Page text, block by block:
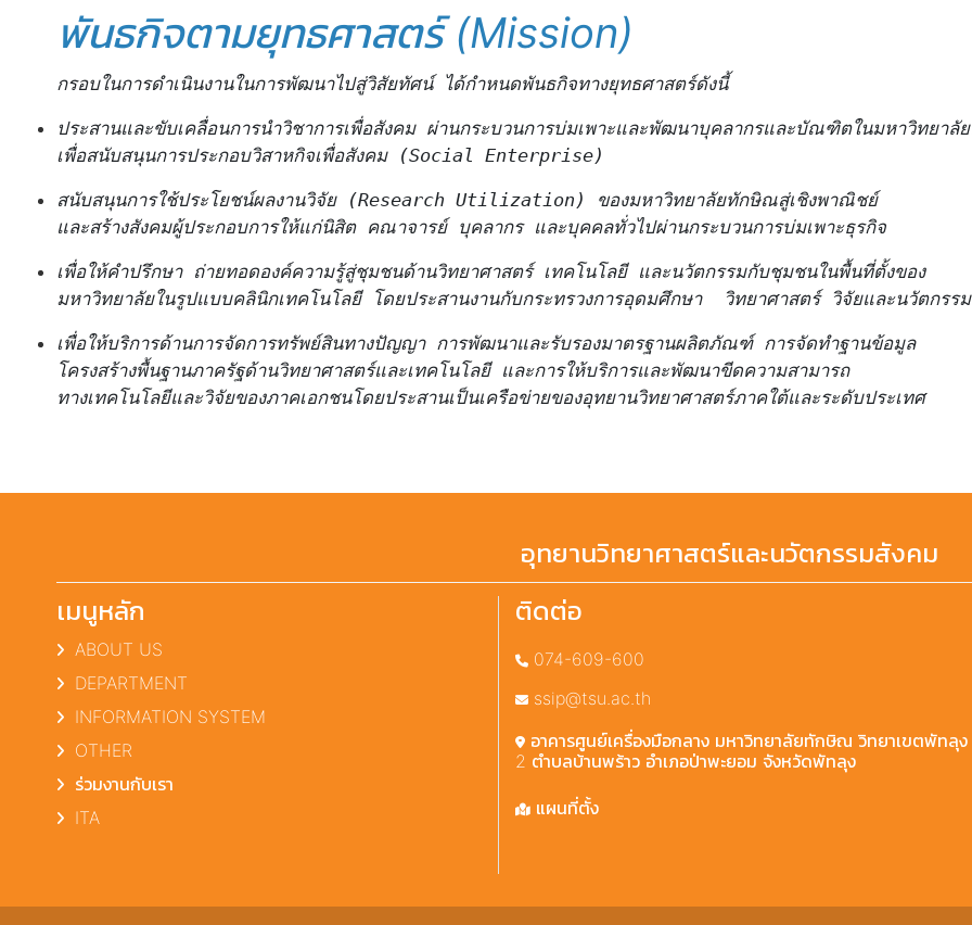
พันธกิจตามยุทธศาสตร์ (Mission)
กรอบในการดำเนินงานในการพัฒนาไปสู่วิสัยทัศน์ ได้กำหนดพันธกิจทางยุทธศาสตร์ดังนี้
ประสานและขับเคลื่อนการนำวิชาการเพื่อสังคม ผ่านกระบวนการบ่มเพาะและพัฒนาบุคลากรและบัณฑิตในมหาวิทยาลั
เพื่อสนับสนุนการประกอบวิสาหกิจเพื่อสังคม (Social Enterprise)
สนับสนุนการใช้ประโยชน์ผลงานวิจัย (Research Utilization) ของมหาวิทยาลัยทักษิณสู่เชิงพาณิชย์
และสร้างสังคมผู้ประกอบการให้แก่นิสิต คณาจารย์ บุคลากร และบุคคลทั่วไปผ่านกระบวนการบ่มเพาะธุรกิจ
เพื่อให้คำปรึกษา ถ่ายทอดองค์ความรู้สู่ชุมชนด้านวิทยาศาสตร์ เทคโนโลยี และนวัตกรรมกับชุมชนในพื้นที่ตั้งของ
มหาวิทยาลัยในรูปแบบคลินิกเทคโนโลยี โดยประสานงานกับกระทรวงการอุดมศึกษา  วิทยาศาสตร์ วิจัยและนวัตกรรม
เพื่อให้บริการด้านการจัดการทรัพย์สินทางปัญญา การพัฒนาและรับรองมาตรฐานผลิตภัณฑ์ การจัดทำฐานข้อมูล
โครงสร้างพื้นฐานภาครัฐด้านวิทยาศาสตร์และเทคโนโลยี และการให้บริการและพัฒนาขีดความสามารถ
ทางเทคโนโลยีและวิจัยของภาคเอกชนโดยประสานเป็นเครือข่ายของอุทยานวิทยาศาสตร์ภาคใต้และระดับประเทศ
อุทยานวิทยาศาสตร์และนวัตกรรมสังคม
เมนูหลัก
ABOUT US
DEPARTMENT
INFORMATION SYSTEM
OTHER
ร่วมงานกับเรา
ITA
ติดต่อ
074-609-600
ssip@tsu.ac.th
อาคารศูนย์เครื่องมือกลาง มหาวิทยาลัยทักษิณ วิทยาเขตพัทลุ
2 ตำบลบ้านพร้าว อำเภอป่าพะยอม จังหวัดพัทลุง
แผนที่ตั้ง